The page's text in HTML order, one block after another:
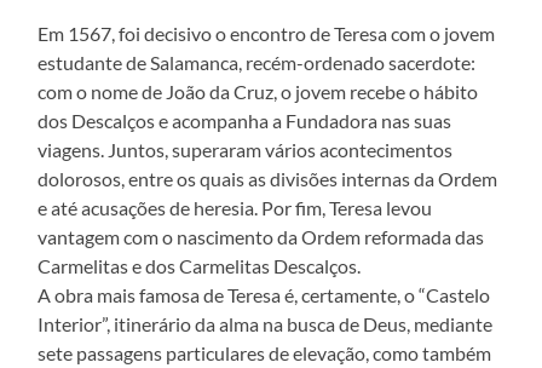
Em 1567, foi decisivo o encontro de Teresa com o jovem
estudante de Salamanca, recém-ordenado sacerdote:
com o nome de João da Cruz, o jovem recebe o hábito
dos Descalços e acompanha a Fundadora nas suas
viagens. Juntos, superaram vários acontecimentos
dolorosos, entre os quais as divisões internas da Ordem
e até acusações de heresia. Por fim, Teresa levou
vantagem com o nascimento da Ordem reformada das
Carmelitas e dos Carmelitas Descalços.
A obra mais famosa de Teresa é, certamente, o “Castelo
Interior”, itinerário da alma na busca de Deus, mediante
sete passagens particulares de elevação, como também